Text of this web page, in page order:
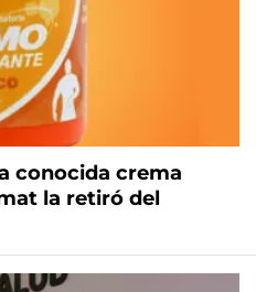
conocida crema
la retiró del